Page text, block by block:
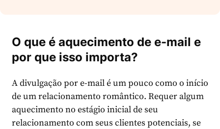
O que é aquecimento de e-mail e
por que isso importa?
A divulgação por e-mail é um pouco como o início
de um relacionamento romântico. Requer algum
aquecimento no estágio inicial de seu
relacionamento com seus clientes potenciais, se